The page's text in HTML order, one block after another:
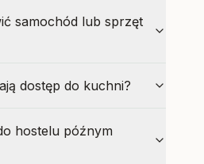
samochód lub sprzęt
dostęp do kuchni?
hostelu późnym